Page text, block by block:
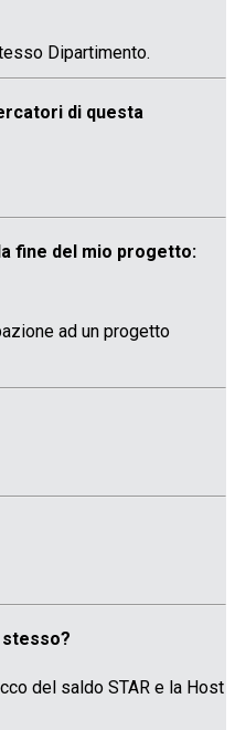
Dipartimento.
di questa
fine del mio progetto:
ad un progetto
del saldo STAR e la Host